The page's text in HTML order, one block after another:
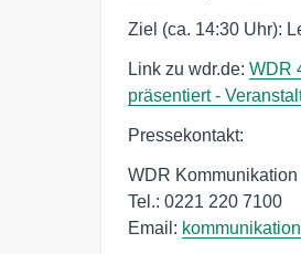
Ziel (ca. 14:30 Uhr):
Link zu wdr.de: WDR
präsentiert -
Pressekontakt:
WDR Kommunikation
Tel.: 0221 220 7100
Email: